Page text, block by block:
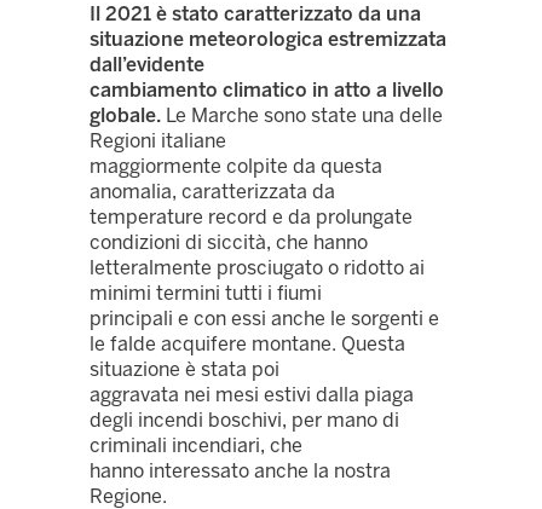
Il 2021 è stato caratterizzato da una
situazione meteorologica estremizzata
dall’evidente
cambiamento climatico in atto a livello
globale. Le Marche sono state una delle
Regioni italiane
maggiormente colpite da questa
anomalia, caratterizzata da
temperature record e da prolungate
condizioni di siccità, che hanno
letteralmente prosciugato o ridotto ai
minimi termini tutti i fiumi
principali e con essi anche le sorgenti e
le falde acquifere montane. Questa
situazione è stata poi
aggravata nei mesi estivi dalla piaga
degli incendi boschivi, per mano di
criminali incendiari, che
hanno interessato anche la nostra
Regione.